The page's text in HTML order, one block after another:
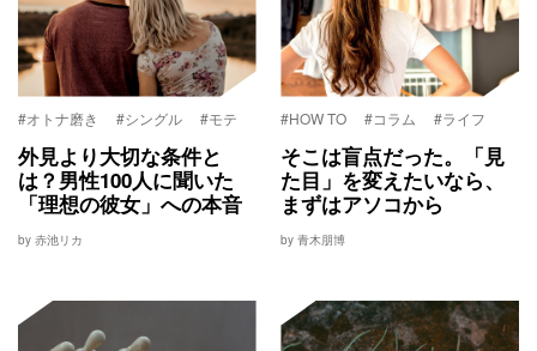
#オトナ磨き #シングル #モテ
外見より大切な条件と
は？男性100人に聞いた
「理想の彼女」への本音
by 赤池リカ
#HOW TO #コラム #ライフ
そこは盲点だった。「見
た目」を変えたいなら、
まずはアソコから
by 青木朋博